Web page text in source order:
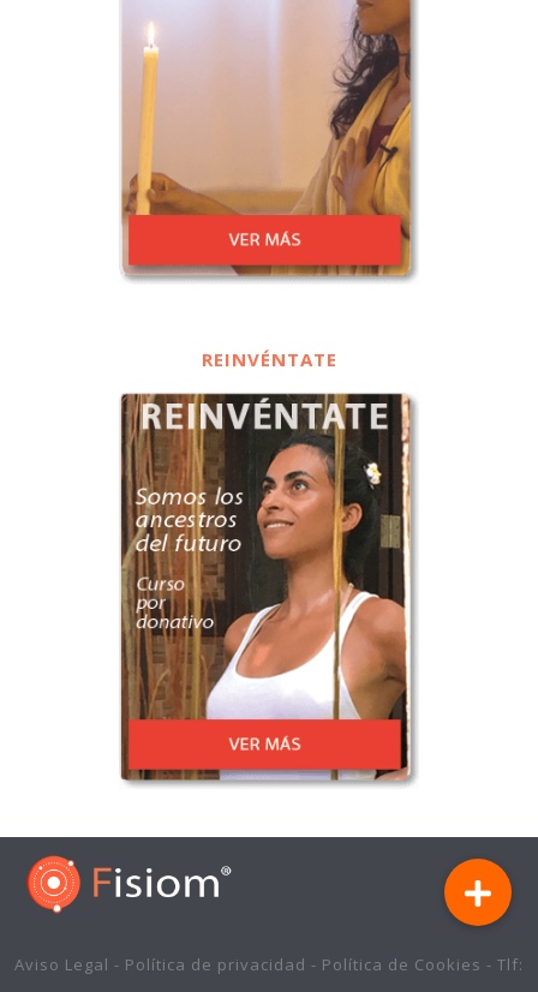
REINVÉNTATE
Aviso Legal - Política de privacidad - Política de Cookies - Tlf: